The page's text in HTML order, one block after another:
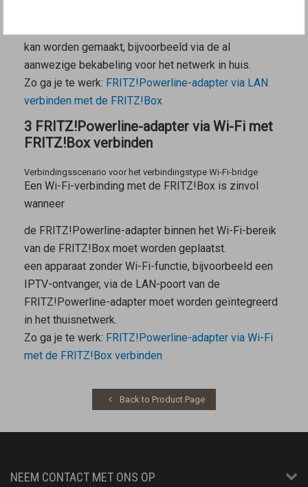
kan worden gemaakt, bijvoorbeeld via de al
aanwezige bekabeling voor het netwerk in huis.
Zo ga je te werk: FRITZ!Powerline-adapter via LAN
verbinden met de FRITZ!Box
3 FRITZ!Powerline-adapter via Wi-Fi met
FRITZ!Box verbinden
Verbindingsscenario voor het verbindingstype Wi-Fi-bridge
Een Wi-Fi-verbinding met de FRITZ!Box is zinvol
wanneer
de FRITZ!Powerline-adapter binnen het Wi-Fi-bereik
van de FRITZ!Box moet worden geplaatst.
een apparaat zonder Wi-Fi-functie, bijvoorbeeld een
IPTV-ontvanger, via de LAN-poort van de
FRITZ!Powerline-adapter moet worden geïntegreerd
in het thuisnetwerk.
Zo ga je te werk: FRITZ!Powerline-adapter via Wi-Fi
met de FRITZ!Box verbinden
Back to Product Page
NEEM CONTACT MET ONS OP